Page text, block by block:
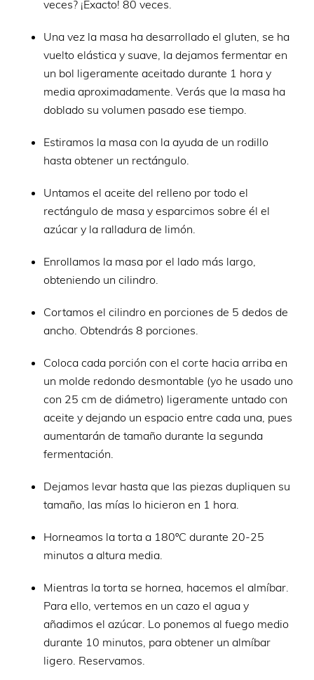
veces? ¡Exacto! 80 veces.
Una vez la masa ha desarrollado el gluten, se ha
vuelto elástica y suave, la dejamos fermentar en
un bol ligeramente aceitado durante 1 hora y
media aproximadamente. Verás que la masa ha
doblado su volumen pasado ese tiempo.
Estiramos la masa con la ayuda de un rodillo
hasta obtener un rectángulo.
Untamos el aceite del relleno por todo el
rectángulo de masa y esparcimos sobre él el
azúcar y la ralladura de limón.
Enrollamos la masa por el lado más largo,
obteniendo un cilindro.
Cortamos el cilindro en porciones de 5 dedos de
ancho. Obtendrás 8 porciones.
Coloca cada porción con el corte hacia arriba en
un molde redondo desmontable (yo he usado uno
con 25 cm de diámetro) ligeramente untado con
aceite y dejando un espacio entre cada una, pues
aumentarán de tamaño durante la segunda
fermentación.
Dejamos levar hasta que las piezas dupliquen su
tamaño, las mías lo hicieron en 1 hora.
Horneamos la torta a 180ºC durante 20-25
minutos a altura media.
Mientras la torta se hornea, hacemos el almíbar.
Para ello, vertemos en un cazo el agua y
añadimos el azúcar. Lo ponemos al fuego medio
durante 10 minutos, para obtener un almíbar
ligero. Reservamos.